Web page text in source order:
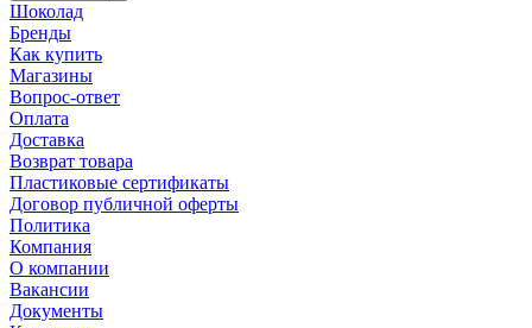
Шоколад
Бренды
Как купить
Магазины
Вопрос-ответ
Оплата
Доставка
Возврат товара
Пластиковые сертификаты
Договор публичной оферты
Политика
Компания
О компании
Вакансии
Документы